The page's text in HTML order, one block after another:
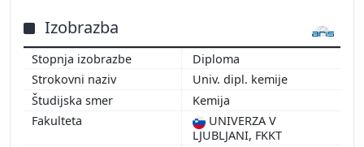
2009
2010
2011
2012
2014
Izobrazba
Diploma
Univ. dipl. kemije
Kemija
UNIVERZA V
LJUBLJANI, FKKT